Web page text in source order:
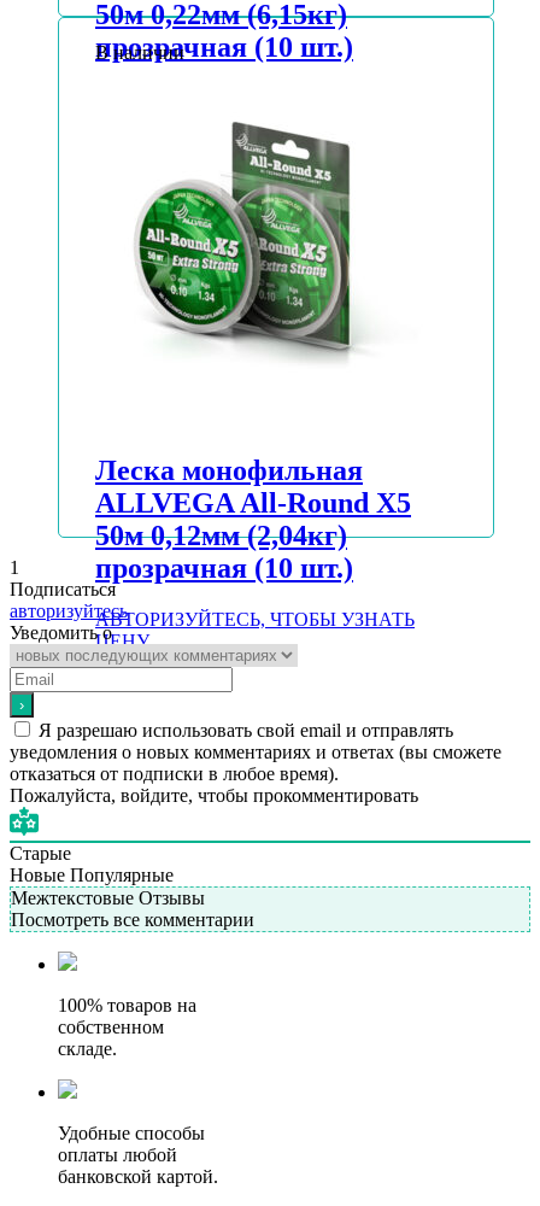
50м 0,22мм (6,15кг)
прозрачная (10 шт.)
В наличии
Леска монофильная
ALLVEGA All-Round Х5
50м 0,12мм (2,04кг)
прозрачная (10 шт.)
АВТОРИЗУЙТЕСЬ, ЧТОБЫ УЗНАТЬ
ЦЕНУ
1
Подписаться
авторизуйтесь
Уведомить о
Я разрешаю использовать свой email и отправлять
уведомления о новых комментариях и ответах (вы cможете
отказаться от подписки в любое время).
Пожалуйста, войдите, чтобы прокомментировать
Старые
Новые Популярные
Межтекстовые Отзывы
Посмотреть все комментарии
100% товаров на
собственном
складе.
Удобные способы
оплаты любой
банковской картой.